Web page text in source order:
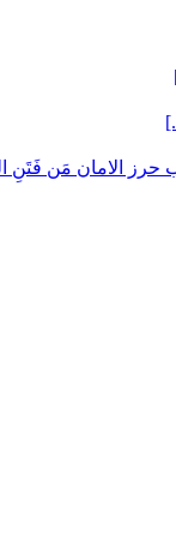
حرز الامان مَن فَتَنِ